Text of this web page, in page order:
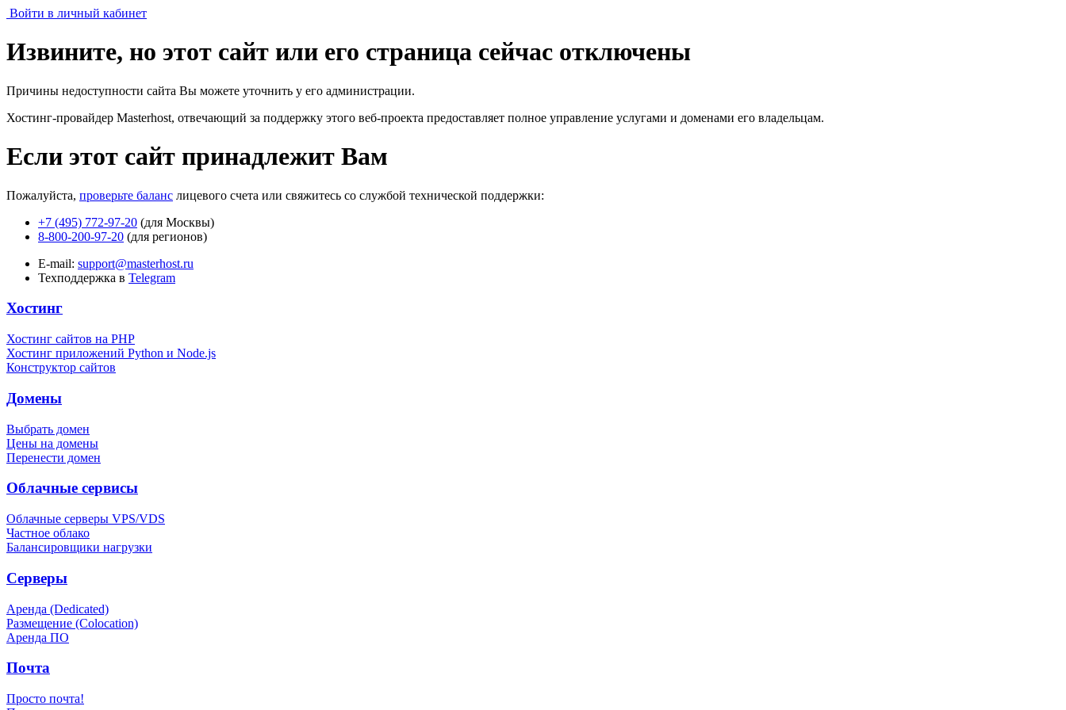
Войти в личный кабинет
Извините, но этот сайт или его страница сейчас отключены
Причины недоступности сайта Вы можете уточнить у его администрации.
Хостинг-провайдер Masterhost, отвечающий за поддержку этого веб-проекта предоставляет полное управление услугами и доменами его владельцам.
Если этот сайт принадлежит Вам
Пожалуйста, проверьте баланс лицевого счета или свяжитесь со службой технической поддержки:
+7 (495) 772-97-20 (для Москвы)
8-800-200-97-20 (для регионов)
E-mail: support@masterhost.ru
Техподдержка в Telegram
Хостинг
Хостинг сайтов на PHP
Хостинг приложений Python и Node.js
Конструктор сайтов
Домены
Выбрать домен
Цены на домены
Перенести домен
Облачные сервисы
Облачные серверы VPS/VDS
Частное облако
Балансировщики нагрузки
Серверы
Аренда (Dedicated)
Размещение (Colocation)
Аренда ПО
Почта
Просто почта!